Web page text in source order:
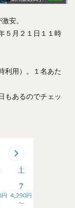
安。
５月２１日１１時
利用）。１名あた
もあるのでチェッ